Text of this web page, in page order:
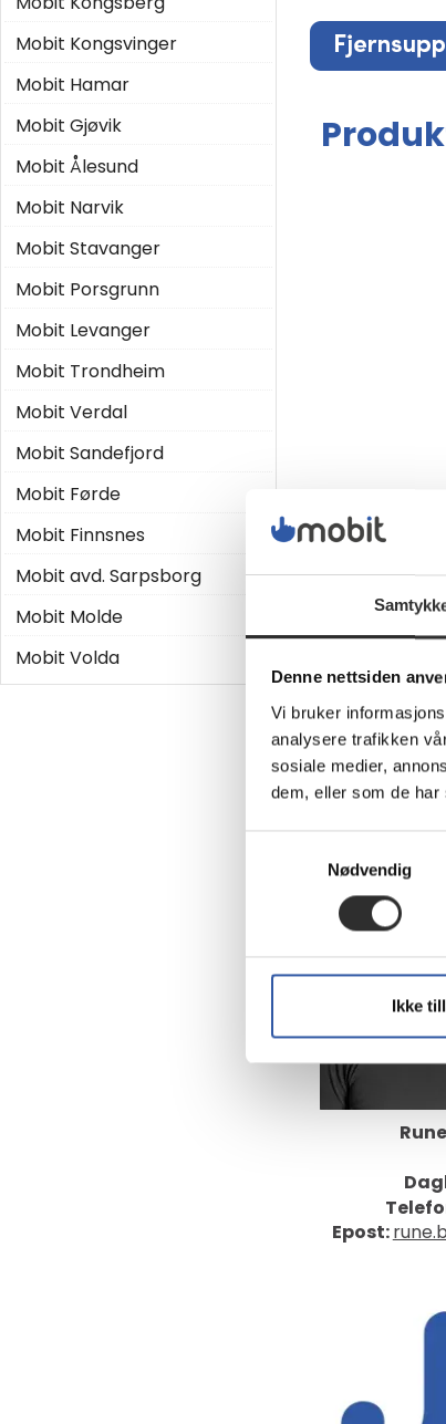
Denne nettsiden
Vi bruker
analysere trafikken
sosiale medier,
dem, eller som de har
Nødvendig
Ikke
Mobit Kongsvinger
Mobit Hamar
Mobit Gjøvik
Mobit Ålesund
Mobit Narvik
Mobit Stavanger
Mobit Porsgrunn
Mobit Levanger
Mobit Trondheim
Mobit Verdal
Mobit Sandefjord
Mobit Førde
Mobit Finnsnes
Mobit avd. Sarpsborg
Mobit Molde
Mobit Volda
Møt
Rune
Epost: